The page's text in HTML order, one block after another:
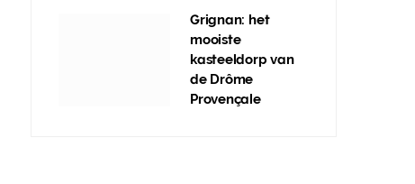
Grignan: het
mooiste
kasteeldorp van
de Drôme
Provençale